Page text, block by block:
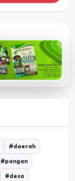
#daerah
#pangan
#desa